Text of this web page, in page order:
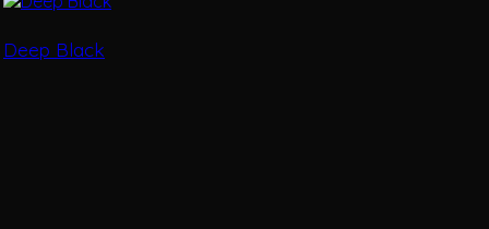
Deep Black